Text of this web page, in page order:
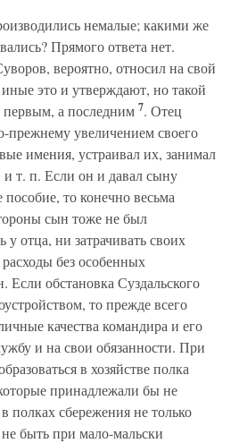
немалые; какими же
Прямого ответа нет.
вероятно, относил на свой
это и утверждают, но такой
первым, а последним 7. Отец
прежнему увеличением своего
имения, устраивал их, занимал
т. п. Если он и давал сыну
то конечно весьма
сын тоже не был
отца, ни затрачивать своих
расходы без особенных
Если обстановка Суздальского
то прежде всего
качества командира и его
и на свои обязанности. При
в хозяйстве полка
принадлежали бы не
полках сбережения не только
быть при мало-мальски